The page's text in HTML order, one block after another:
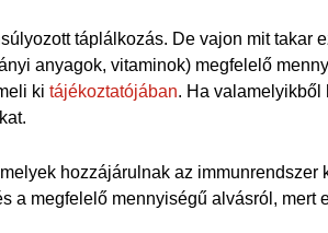
táplálkozás. De vajon mit takar
anyagok, vitaminok) megfelelő
ki tájékoztatójában. Ha valamelyikből
hozzájárulnak az immunrendszer
a megfelelő mennyiségű alvásról, mert